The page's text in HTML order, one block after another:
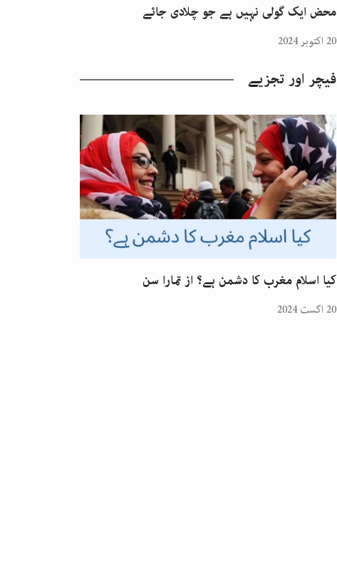
محض ایک گولی نہیں ہے جو چلادی جائے
20 اکتوبر 2024
فیچر اور تجزیے
کیا اسلام مغرب کا دشمن ہے؟ از تمارا سن
20 اگست 2024